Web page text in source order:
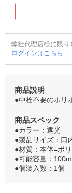
弊社代理店様に限
ログインはこちら
商品説明
●中栓不要のポリ
商品スペック
●カラー：遮光
●製品サイズ：口
●材質：本体=ポ
●可能容量：
●個装入数：1個